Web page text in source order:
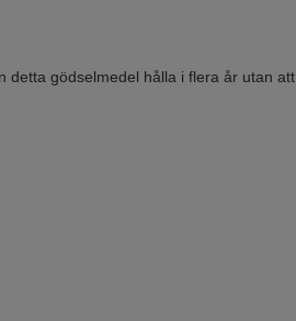
detta gödselmedel hålla i flera år utan att